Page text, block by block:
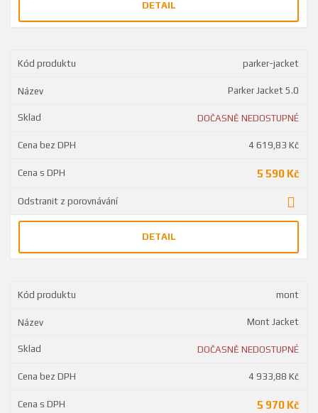
DETAIL
parker-jacket
Parker Jacket 5.0
DOČASNĚ NEDOSTUPNÉ
4 619,83 Kč
5 590 Kč
DETAIL
mont
Mont Jacket
DOČASNĚ NEDOSTUPNÉ
4 933,88 Kč
5 970 Kč